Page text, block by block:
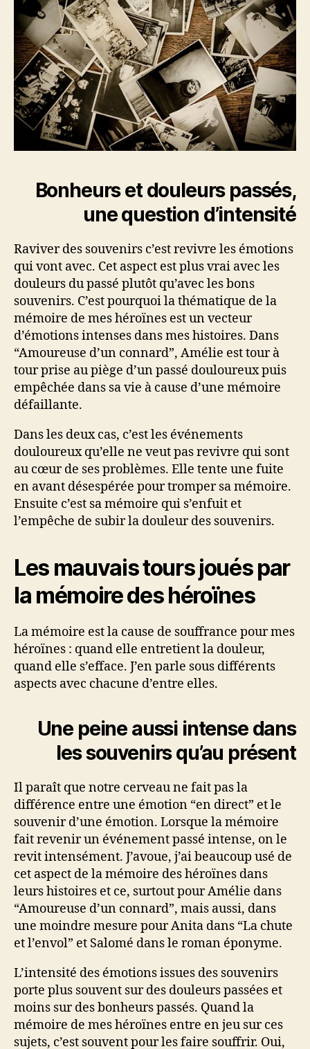
Bonheurs et douleurs passés,
une question d’intensité
Raviver des souvenirs c’est revivre les émotions
qui vont avec. Cet aspect est plus vrai avec les
douleurs du passé plutôt qu’avec les bons
souvenirs. C’est pourquoi la thématique de la
mémoire de mes héroïnes est un vecteur
d’émotions intenses dans mes histoires. Dans
“Amoureuse d’un connard”, Amélie est tour à
tour prise au piège d’un passé douloureux puis
empêchée dans sa vie à cause d’une mémoire
défaillante.
Dans les deux cas, c’est les événements
douloureux qu’elle ne veut pas revivre qui sont
au cœur de ses problèmes. Elle tente une fuite
en avant désespérée pour tromper sa mémoire.
Ensuite c’est sa mémoire qui s’enfuit et
l’empêche de subir la douleur des souvenirs.
Les mauvais tours joués par
la mémoire des héroïnes
La mémoire est la cause de souffrance pour mes
héroïnes : quand elle entretient la douleur,
quand elle s’efface. J’en parle sous différents
aspects avec chacune d’entre elles.
Une peine aussi intense dans
les souvenirs qu’au présent
Il paraît que notre cerveau ne fait pas la
différence entre une émotion “en direct” et le
souvenir d’une émotion. Lorsque la mémoire
fait revenir un événement passé intense, on le
revit intensément. J’avoue, j’ai beaucoup usé de
cet aspect de la mémoire des héroïnes dans
leurs histoires et ce, surtout pour Amélie dans
“Amoureuse d’un connard”, mais aussi, dans
une moindre mesure pour Anita dans “La chute
et l’envol” et Salomé dans le roman éponyme.
L’intensité des émotions issues des souvenirs
porte plus souvent sur des douleurs passées et
moins sur des bonheurs passés. Quand la
mémoire de mes héroïnes entre en jeu sur ces
sujets, c’est souvent pour les faire souffrir. Oui,